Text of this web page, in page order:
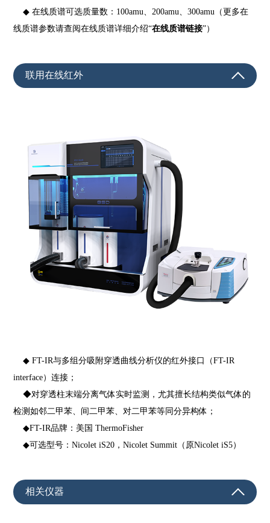
◆ 在线质谱可选质量数：100amu、200amu、300amu（更多在
线质谱参数请查阅在线质谱详细介绍“在线质谱链接”）
联用在线红外
◆ FT-IR与多组分吸附穿透曲线分析仪的红外接口（FT-IR
interface）连接；
◆对穿透柱末端分离气体实时监测，尤其擅长结构类似气体的
检测如邻二甲苯、间二甲苯、对二甲苯等同分异构体；
◆FT-IR品牌：美国 ThermoFisher
◆可选型号：Nicolet iS20，Nicolet Summit（原Nicolet iS5）
相关仪器